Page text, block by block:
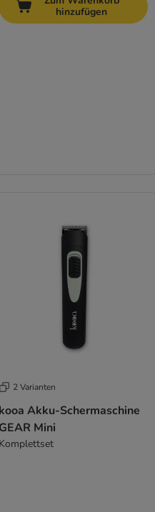
hinzufügen
2 Varianten
kooa Akku-Schermaschine
GEAR Mini
Komplettset